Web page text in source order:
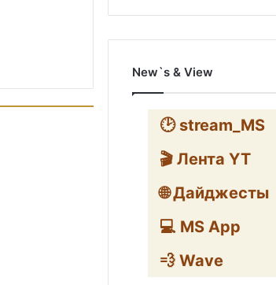
New`s & View
🕑 stream_MS
🎬 Лента YT
🌐 Дайджесты
💻 MS App
💨 Wave